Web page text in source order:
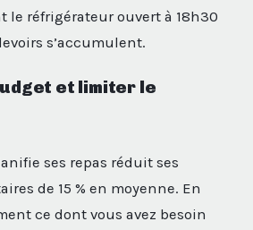
le réfrigérateur ouvert à 18h30
s’accumulent.
et limiter le
ses repas réduit ses
de 15 % en moyenne. En
ce dont vous avez besoin